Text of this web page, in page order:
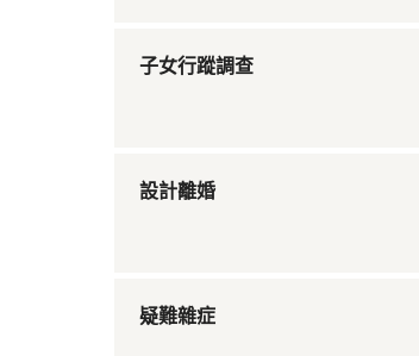
子女行蹤調查
設計離婚
疑難雜症